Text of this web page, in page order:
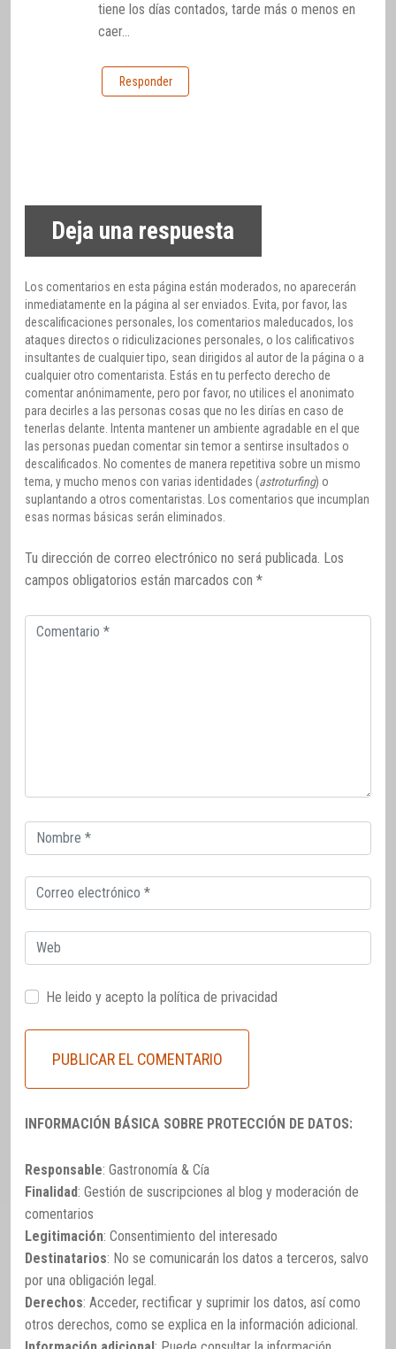
tiene los días contados, tarde más o menos en
caer…
Responder
Deja una respuesta
Los comentarios en esta página están moderados, no aparecerán
inmediatamente en la página al ser enviados. Evita, por favor, las
descalificaciones personales, los comentarios maleducados, los
ataques directos o ridiculizaciones personales, o los calificativos
insultantes de cualquier tipo, sean dirigidos al autor de la página o a
cualquier otro comentarista. Estás en tu perfecto derecho de
comentar anónimamente, pero por favor, no utilices el anonimato
para decirles a las personas cosas que no les dirías en caso de
tenerlas delante. Intenta mantener un ambiente agradable en el que
las personas puedan comentar sin temor a sentirse insultados o
descalificados. No comentes de manera repetitiva sobre un mismo
tema, y mucho menos con varias identidades (astroturfing) o
suplantando a otros comentaristas. Los comentarios que incumplan
esas normas básicas serán eliminados.
Tu dirección de correo electrónico no será publicada. Los
campos obligatorios están marcados con *
Comentario
Correo
electrónico
Correo
electrónico
Web
He leido y acepto la política de privacidad
INFORMACIÓN BÁSICA SOBRE PROTECCIÓN DE DATOS:
Responsable: Gastronomía & Cía
Finalidad: Gestión de suscripciones al blog y moderación de
comentarios
Legitimación: Consentimiento del interesado
Destinatarios: No se comunicarán los datos a terceros, salvo
por una obligación legal.
Derechos: Acceder, rectificar y suprimir los datos, así como
otros derechos, como se explica en la información adicional.